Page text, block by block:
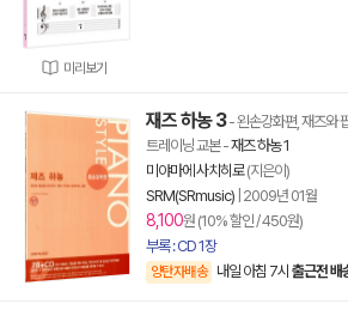
미리보기
재즈 하농 3- 왼손강화편, 재즈와
트레이닝 교본-재즈 하농 1
미야마에 사치히로(지은이)
SRM(SRmusic) 2009년 01월
8,100원 (10% 할인 / 450원)
부록 : CD 1장
양탄자배송 내일 아침 7시 출근전 배